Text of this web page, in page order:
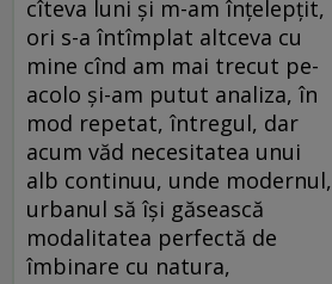
cîteva luni și m-am înțelepțit,
ori s-a întîmplat altceva cu
mine cînd am mai trecut pe-
acolo și-am putut analiza, în
mod repetat, întregul, dar
acum văd necesitatea unui
alb continuu, unde modernul,
urbanul să își găsească
modalitatea perfectă de
îmbinare cu natura,